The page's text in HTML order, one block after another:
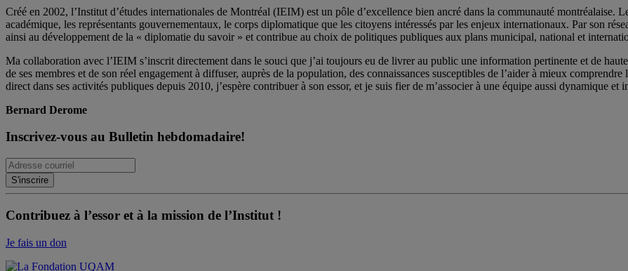
Créé en 2002, l’Institut d’études internationales de Montréal (IEIM) est un pôle d’excellence bien ancré dans la communauté montréalaise.
académique, les représentants gouvernementaux, le corps diplomatique que les citoyens intéressés par les enjeux internationaux. Par son
ainsi au développement de la « diplomatie du savoir » et contribue au choix de politiques publiques aux plans municipal, national et
Ma collaboration avec l’IEIM s’inscrit directement dans le souci que j’ai toujours eu de livrer au public une information pertinente et de
de ses membres et de son réel engagement à diffuser, auprès de la population, des connaissances susceptibles de l’aider à mieux
direct dans ses activités publiques depuis 2010, j’espère contribuer à son essor, et je suis fier de m’associer à une équipe aussi dynamique et
Bernard Derome
Inscrivez-vous au Bulletin hebdomadaire!
Contribuez à l’essor et à la mission de l’Institut !
Je fais un don